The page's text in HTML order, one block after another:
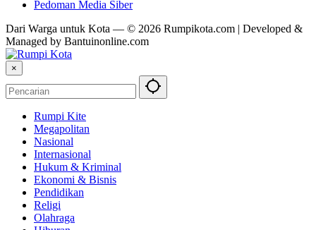
Pedoman Media Siber
Dari Warga untuk Kota — © 2026 Rumpikota.com | Developed &
Managed by Bantuinonline.com
×
Rumpi Kite
Megapolitan
Nasional
Internasional
Hukum & Kriminal
Ekonomi & Bisnis
Pendidikan
Religi
Olahraga